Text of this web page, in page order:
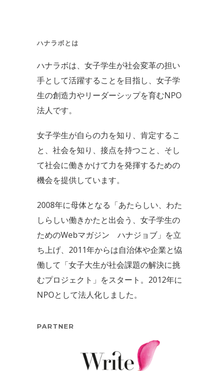
ブ
ハナラボとは
ハナラボは、女子学生が社会変革の担い
手として活躍することを目指し、女子学
生の創造力やリーダーシップを育むNPO
法人です。
女子学生が自らの力を知り、肯定するこ
と、社会を知り、接点を持つこと、そし
て社会に働きかけて力を発揮するための
機会を提供しています。
2008年に母体となる「あたらしい、わた
しらしい働きかたと出会う、女子学生の
ためのWebマガジン ハナジョブ」を立
ち上げ、2011年からは自治体や企業と恊
働して「女子大生が社会課題の解決に挑
むプロジェクト」をスタート。2012年に
NPOとして法人化しました。
PARTNER